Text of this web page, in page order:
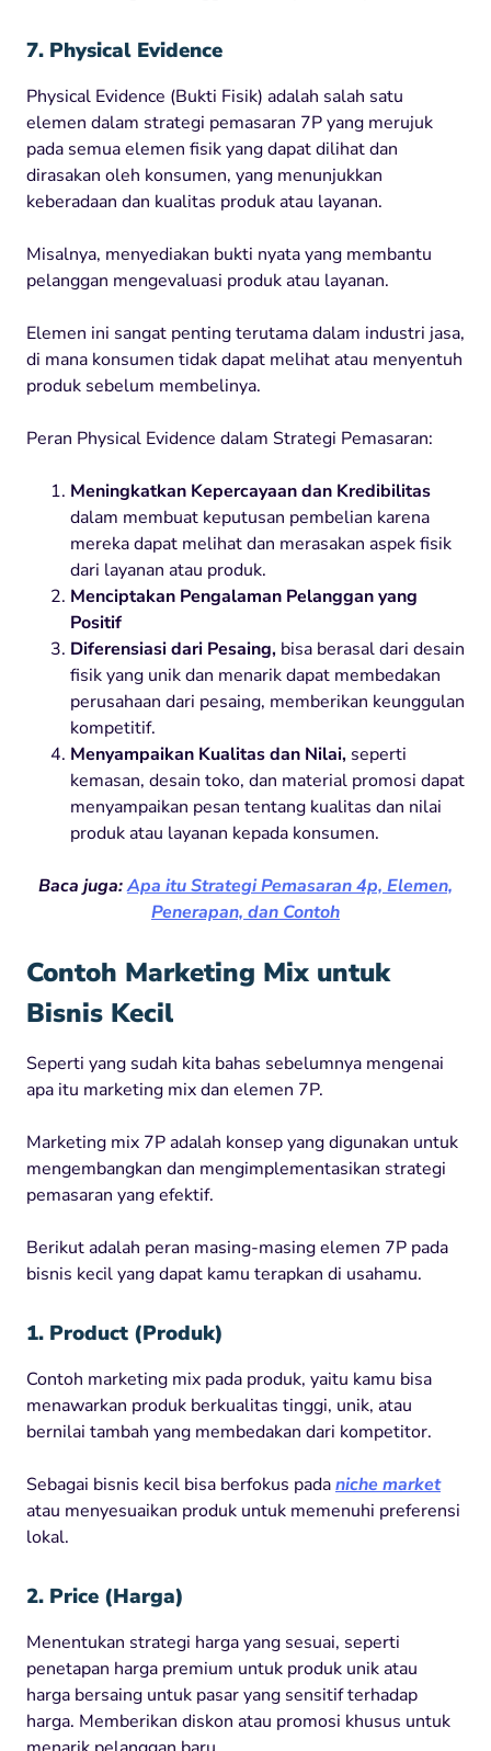
7. Physical Evidence
Physical Evidence (Bukti Fisik) adalah salah satu
elemen dalam strategi pemasaran 7P yang merujuk
pada semua elemen fisik yang dapat dilihat dan
dirasakan oleh konsumen, yang menunjukkan
keberadaan dan kualitas produk atau layanan.
Misalnya, menyediakan bukti nyata yang membantu
pelanggan mengevaluasi produk atau layanan.
Elemen ini sangat penting terutama dalam industri jasa,
di mana konsumen tidak dapat melihat atau menyentuh
produk sebelum membelinya.
Peran Physical Evidence dalam Strategi Pemasaran:
Meningkatkan Kepercayaan dan Kredibilitas
dalam membuat keputusan pembelian karena
mereka dapat melihat dan merasakan aspek fisik
dari layanan atau produk.
Menciptakan Pengalaman Pelanggan yang
Positif
Diferensiasi dari Pesaing, bisa berasal dari desain
fisik yang unik dan menarik dapat membedakan
perusahaan dari pesaing, memberikan keunggulan
kompetitif.
Menyampaikan Kualitas dan Nilai, seperti
kemasan, desain toko, dan material promosi dapat
menyampaikan pesan tentang kualitas dan nilai
produk atau layanan kepada konsumen.
Baca juga:Apa itu Strategi Pemasaran 4p, Elemen,
Penerapan, dan Contoh
Contoh Marketing Mix untuk
Bisnis Kecil
Seperti yang sudah kita bahas sebelumnya mengenai
apa itu marketing mix dan elemen 7P.
Marketing mix 7P adalah konsep yang digunakan untuk
mengembangkan dan mengimplementasikan strategi
pemasaran yang efektif.
Berikut adalah peran masing-masing elemen 7P pada
bisnis kecil yang dapat kamu terapkan di usahamu.
1. Product (Produk)
Contoh marketing mix pada produk, yaitu kamu bisa
menawarkan produk berkualitas tinggi, unik, atau
bernilai tambah yang membedakan dari kompetitor.
Sebagai bisnis kecil bisa berfokus padaniche market
atau menyesuaikan produk untuk memenuhi preferensi
lokal.
2. Price (Harga)
Menentukan strategi harga yang sesuai, seperti
penetapan harga premium untuk produk unik atau
harga bersaing untuk pasar yang sensitif terhadap
harga. Memberikan diskon atau promosi khusus untuk